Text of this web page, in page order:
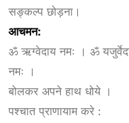
सङ्कल्प छोड़ना।
आचमन:
ॐ ऋग्वेदाय नमः । ॐ
नमः ।
बोलकर अपने हाथ धोये ।
पश्चात प्राणायाम करे :